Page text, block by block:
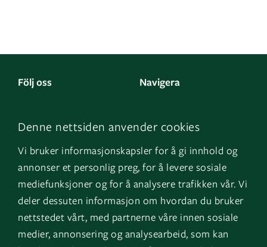
Denne nettsiden anvender cookies
Vi bruker informasjonskapsler for å gi innhold og
annonser et personlig preg, for å levere sosiale
mediefunksjoner og for å analysere trafikken vår. Vi
deler dessuten informasjon om hvordan du bruker
nettstedet vårt, med partnerne våre innen sosiale
medier, annonsering og analysearbeid, som kan
Följ oss
LinkedIn
Instagram
YouTube
Navigera
Om oss
GK Norge
GK Danmark
Genvägar Logga in